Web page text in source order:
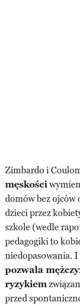
Zimbardo i
męskości
domów bez ojców
dzieci przez
szkole (wedle
pedagogiki to
niedopasowania. I
pozwala
ryzykiem
przed